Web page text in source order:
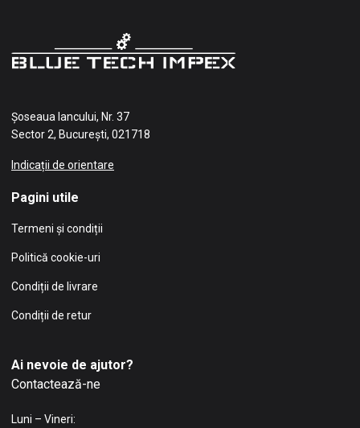
Șoseaua Iancului, Nr. 37
Sector 2, București, 021718
Indicații de orientare
Pagini utile
Termeni și condiții
Politică cookie-uri
Condiții de livrare
Condiții de retur
Ai nevoie de ajutor?
Contactează-ne
Luni – Vineri: